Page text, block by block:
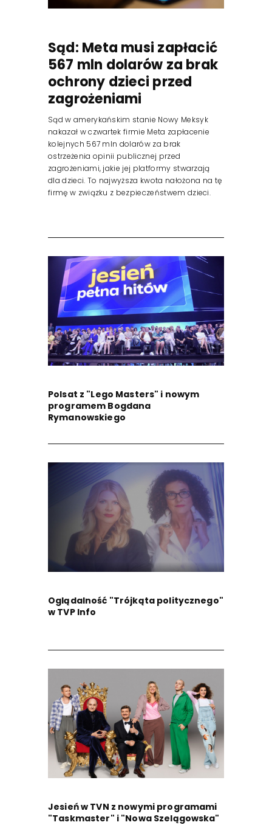
Sąd: Meta musi zapłacić
567 mln dolarów za brak
ochrony dzieci przed
zagrożeniami
Sąd w amerykańskim stanie Nowy Meksyk
nakazał w czwartek firmie Meta zapłacenie
kolejnych 567 mln dolarów za brak
ostrzeżenia opinii publicznej przed
zagrożeniami, jakie jej platformy stwarzają
dla dzieci. To najwyższa kwota nałożona na tę
firmę w związku z bezpieczeństwem dzieci.
Polsat z "Lego Masters" i nowym
programem Bogdana
Rymanowskiego
Oglądalność "Trójkąta politycznego"
w TVP Info
Jesień w TVN z nowymi programami
"Taskmaster" i "Nowa Szelągowska"